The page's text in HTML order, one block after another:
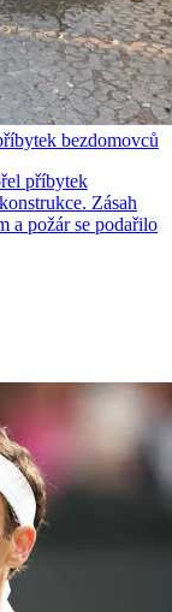
bezdomovců
příbytek
Zásah
a požár se podařilo